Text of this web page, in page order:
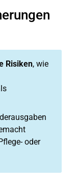
Risiken, wie
oder